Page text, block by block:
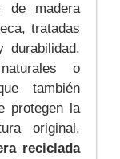
de madera
tratadas
durabilidad.
o
también
protegen la
original.
reciclada